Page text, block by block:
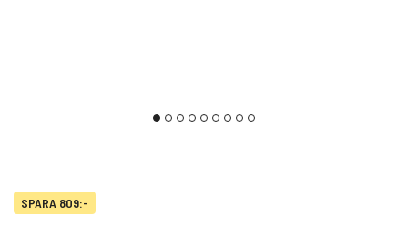
SPARA 809:-